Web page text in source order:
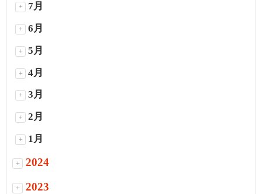
+ 7月
+ 6月
+ 5月
+ 4月
+ 3月
+ 2月
+ 1月
+ 2024
+ 2023